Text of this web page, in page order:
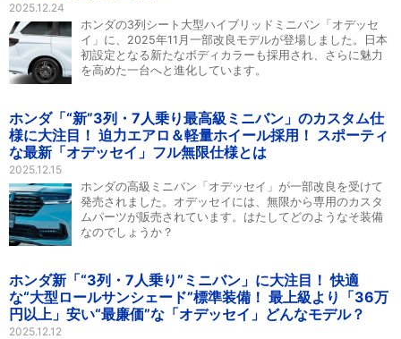
2025.12.24
ホンダの3列シート大型ハイブリッドミニバン「オデッセ
イ」に、2025年11月一部改良モデルが登場しました。日本
初設定となる新たなボディカラーも採用され、さらに魅力
を高めた一台へと進化しています。
ホンダ「“新”3列・7人乗り最高級ミニバン」のカスタム仕
様に大注目！ 迫力エアロ＆軽量ホイール採用！ スポーティ
な最新「オデッセイ」フル無限仕様とは
2025.12.15
ホンダの高級ミニバン「オデッセイ」が一部改良を受けて
発売されました。オデッセイには、無限から専用のカスタ
ムパーツが販売されています。はたしてどのようなそ装備
なのでしょうか？
ホンダ新「“3列・7人乗り”ミニバン」に大注目！ 快適
な“大型ロールサンシェード”標準装備！ 最上級より「36万
円以上」安い“最廉価”な「オデッセイ」どんなモデル？
2025.12.12